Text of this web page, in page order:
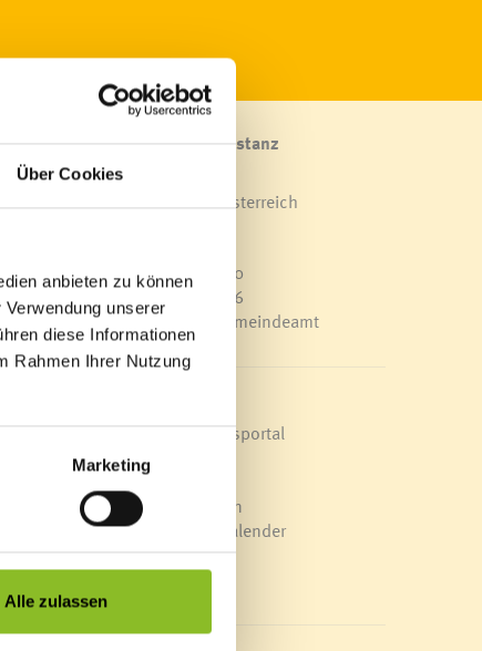
Über Cookies
anbieten zu können
unserer
diese Informationen
Rahmen Ihrer Nutzung
Marketing
Alle zulassen
Marktgemeinde Frastanz
Sägenplatz 1
A-6820 Frastanz, Österreich
T0043 5522 51534-0
F 0043 5522 51534-6
E-Mail an das Gemeindeamt
Veröffentlichungsportal
Blackout
Ortsplan
Bürgermeldungen
Veranstaltungskalender
Mediathek
News Archiv